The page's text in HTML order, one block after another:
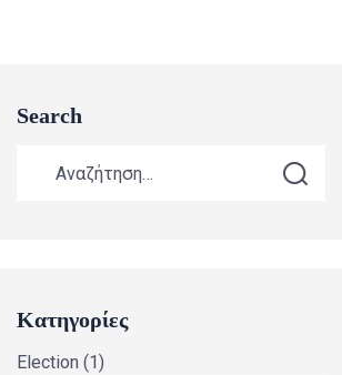
Search
Κατηγορίες
Election (1)